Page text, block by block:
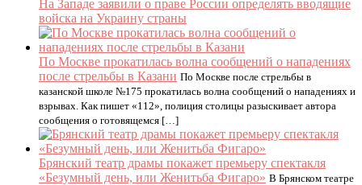
На Западе заявили о праве России определять вводящие
войска на Украину страны
По Москве прокатилась волна сообщений о нападениях
после стрельбы в Казани По Москве после стрельбы в
казанской школе №175 прокатилась волна сообщений о нападениях и
взрывах. Как пишет «112», полиция столицы разыскивает автора
сообщения о готовящемся […]
Брянский театр драмы покажет премьеру спектакля
«Безумный день, или Женитьба Фигаро» В Брянском театре